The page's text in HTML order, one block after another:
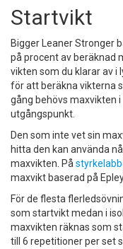
Startvikt
Bigger Leaner Stronger
på procent av beräknad
vikten som du klarar av
för att beräkna vikterna
gång behövs maxvikten
utgångspunkt.
Den som inte vet sin
hitta den kan använda
maxvikten. På
maxvikt baserad på
För de flesta
som startvikt medan i
maxvikten räknas som
till 6 repetitioner per set